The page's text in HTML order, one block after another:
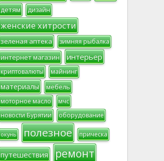
детям дизайн
женские хитрости
зеленая аптека зимняя рыбалка
интернет магазин интерьер
криптовалюты майнинг
материалы мебель
моторное масло
мчс
новости Бурятии
оборудование
окунь полезное прическа
путешествия ремонт